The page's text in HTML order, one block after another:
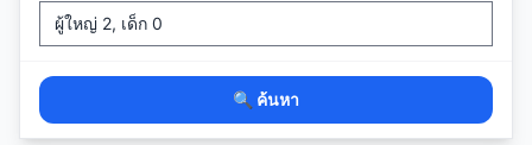
🔍 ค้นหา